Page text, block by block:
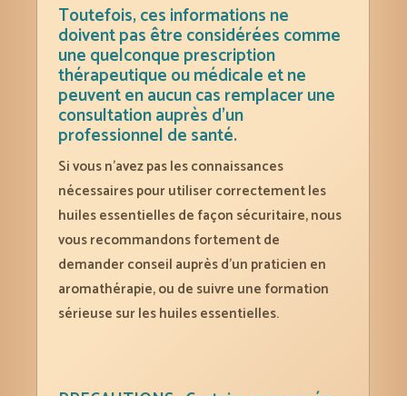
Toutefois, ces informations ne
doivent pas être considérées comme
une quelconque prescription
thérapeutique ou médicale et ne
peuvent en aucun cas remplacer une
consultation auprès d’un
professionnel de santé.
Si vous n’avez pas les connaissances
nécessaires pour utiliser correctement les
huiles essentielles de façon sécuritaire, nous
vous recommandons fortement de
demander conseil auprès d’un praticien en
aromathérapie, ou de suivre une formation
sérieuse sur les huiles essentielles.